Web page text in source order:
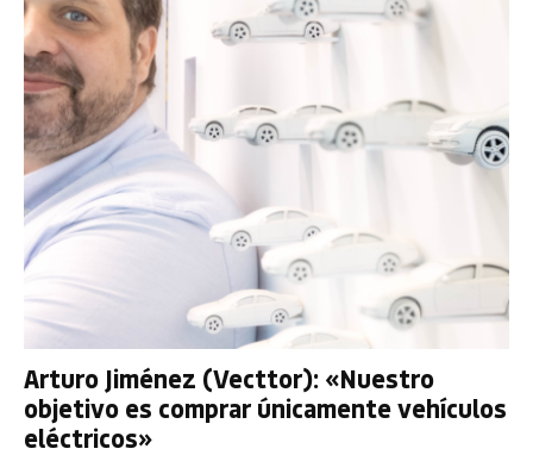
Arturo Jiménez (Vecttor): «Nuestro
objetivo es comprar únicamente vehículos
eléctricos»